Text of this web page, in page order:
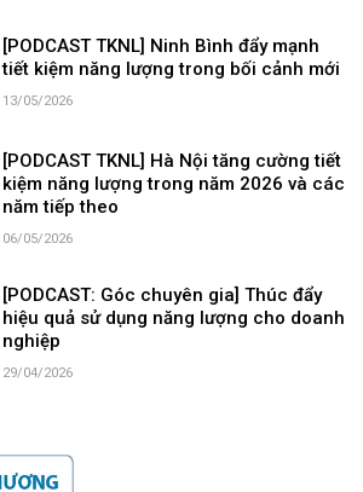
[PODCAST TKNL] Ninh Bình đẩy mạnh
tiết kiệm năng lượng trong bối cảnh mới
13/05/2026
[PODCAST TKNL] Hà Nội tăng cường tiết
kiệm năng lượng trong năm 2026 và các
năm tiếp theo
06/05/2026
[PODCAST: Góc chuyên gia] Thúc đẩy
hiệu quả sử dụng năng lượng cho doanh
nghiệp
29/04/2026